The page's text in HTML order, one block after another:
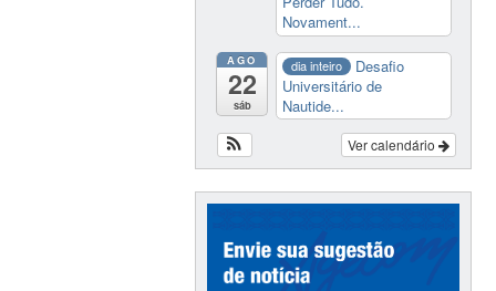
Novament...
AGO
22
sáb
dia inteiro
Desafio
Universitário de
Nautide...
Ver calendário